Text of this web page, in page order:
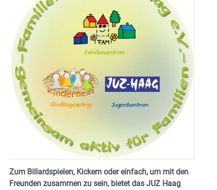
Zum Billardspielen, Kickern oder einfach, um mit den
Freunden zusammen zu sein, bietet das JUZ Haag